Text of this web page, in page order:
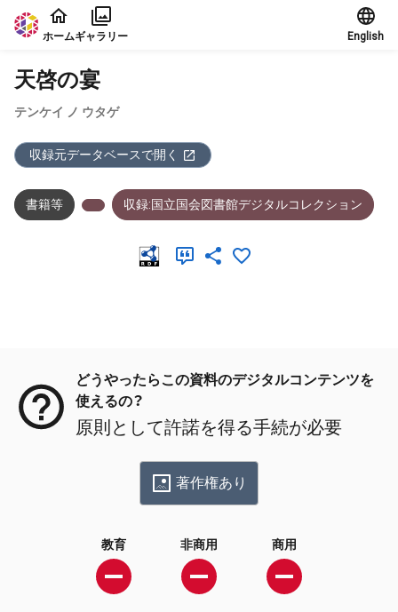
本文に飛ぶ
ホームギャラリー English
天啓の宴
テンケイ ノ ウタゲ
収録元データベースで開く
書籍等 収録:国立国会図書館デジタルコレクション
どうやったらこの資料のデジタルコンテンツを
使えるの？
原則として許諾を得る手続が必要
著作権あり
教育 非商用 商用